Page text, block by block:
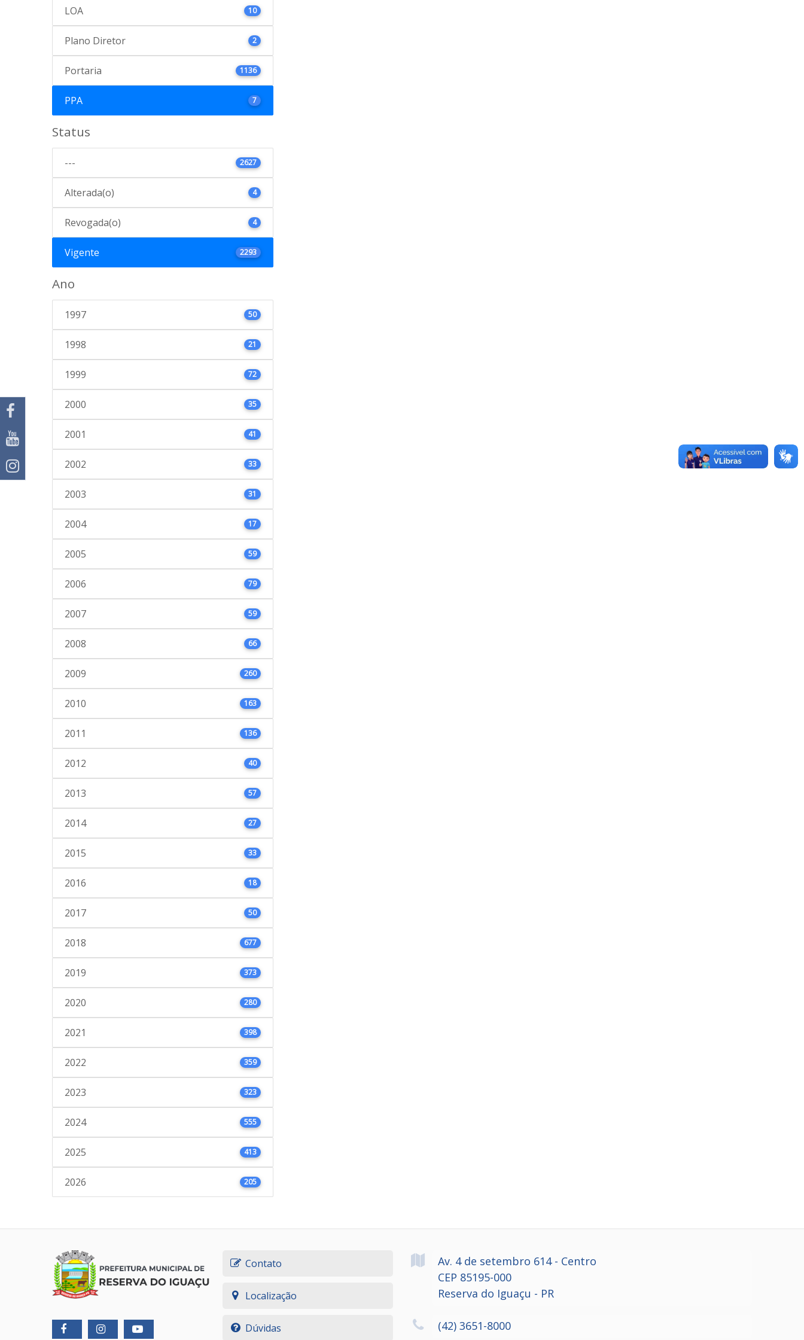
LOA 10
Plano Diretor 2
Portaria 1136
PPA 7
Status
--- 2627
Alterada(o) 4
Revogada(o) 4
Vigente 2293
Ano
1997 50
1998 21
1999 72
2000 35
2001 41
2002 33
2003 31
2004 17
2005 59
2006 79
2007 59
2008 66
2009 260
2010 163
2011 136
2012 40
2013 57
2014 27
2015 33
2016 18
2017 50
2018 677
2019 373
2020 280
2021 398
2022 359
2023 323
2024 555
2025 413
2026 205
Contato
Localização
Dúvidas
Av. 4 de setembro 614 - Centro
CEP 85195-000
Reserva do Iguaçu - PR
(42) 3651-8000